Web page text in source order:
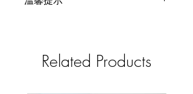
Related Products